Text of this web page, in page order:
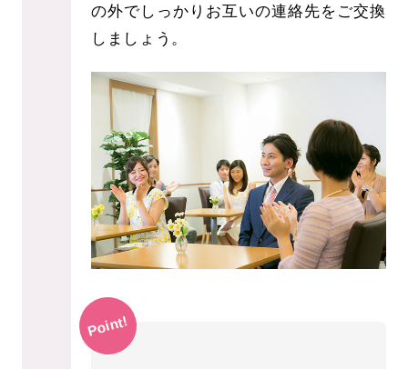
の外でしっかりお互いの連絡先をご交換
しましょう。
Point!